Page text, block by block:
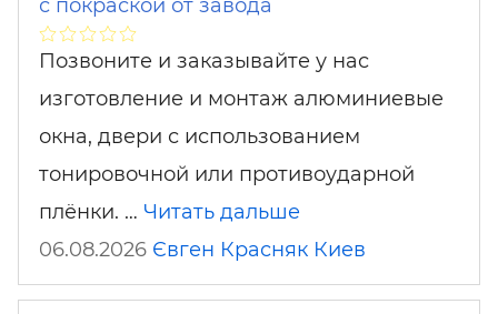
с покраской от завода
Позвоните и заказывайте у нас
изготовление и монтаж алюминиевые
окна, двери с использованием
тонировочной или противоударной
плёнки. … Читать дальше
06.08.2026 Євген Красняк Киев